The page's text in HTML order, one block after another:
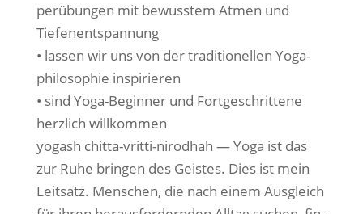
per­übun­gen mit bewuss­tem Atmen und
Tiefenentspannung
• las­sen wir uns von der tra­di­tio­nel­len Yoga­
phi­lo­so­phie inspirieren
• sind Yoga-Beg­in­ner und Fort­ge­schrit­te­ne
herz­lich willkommen
yoga­sh chit­ta-vrit­ti-nirod­hah — Yoga ist das
zur Ruhe brin­gen des Geis­tes. Dies ist mein
Leit­satz. Men­schen, die nach einem Aus­gleich